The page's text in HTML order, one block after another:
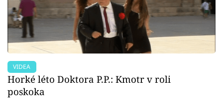
VIDEA
Horké léto Doktora P.P.: Kmotr v roli
poskoka